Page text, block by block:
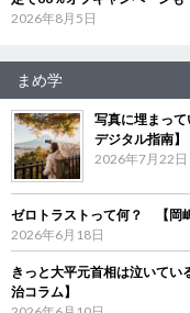
2026年8月5日
まめ学
写真に埋まっ
デジタル指南】
2026年7月22日
ゼロトラストって何？ 【岡
2026年6月18日
きっと大平元首相は泣いて
治コラム】